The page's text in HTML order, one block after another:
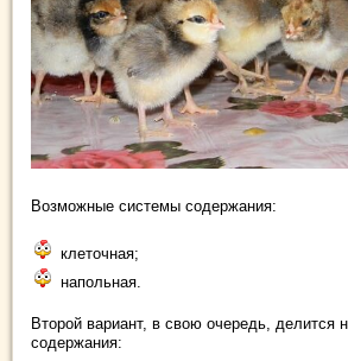
Возможные системы содержания:
клеточная;
напольная.
Второй вариант, в свою очередь,
содержания: